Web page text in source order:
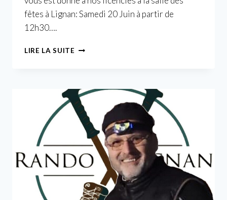
fêtes à Lignan: Samedi 20 Juin à partir de
12h30….
LIRE LA SUITEJOURNÉE
ET
JEUX